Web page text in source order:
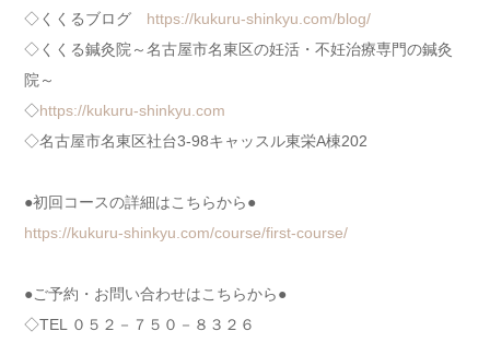
◇くくるブログ https://kukuru-shinkyu.com/blog/
◇くくる鍼灸院～名古屋市名東区の妊活・不妊治療専門の鍼灸
院～
◇https://kukuru-shinkyu.com
◇名古屋市名東区社台3-98キャッスル東栄A棟202
●初回コースの詳細はこちらから●
https://kukuru-shinkyu.com/course/first-course/
●ご予約・お問い合わせはこちらから●
◇TEL ０５２－７５０－８３２６